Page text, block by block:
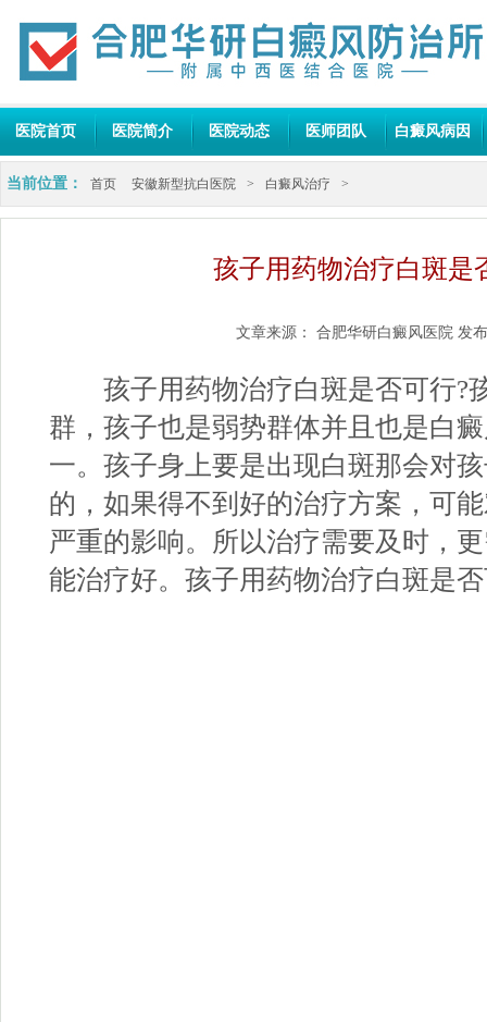
医院首页 医院简介 医院动态 医师团队 白癜风病因
当前位置： 首页 安徽新型抗白医院 > 白癜风治疗 >
孩子用药物治疗白斑是
文章来源： 合肥华研白癜风医院 发
孩子用药物治疗白斑是否可行?
群，孩子也是弱势群体并且也是白
一。孩子身上要是出现白斑那会对
的，如果得不到好的治疗方案，可
严重的影响。所以治疗需要及时，
能治疗好。孩子用药物治疗白斑是